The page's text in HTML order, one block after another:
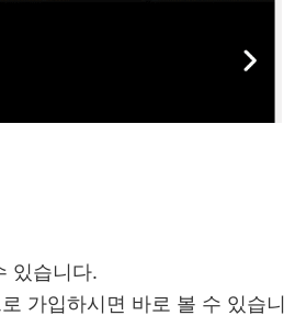
있습니다.
가입하시면 바로 볼 수 있습니